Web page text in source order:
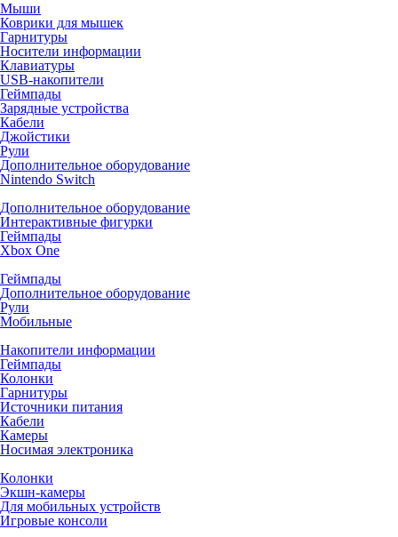
Мыши
Коврики для мышек
Гарнитуры
Носители информации
Клавиатуры
USB-накопители
Геймпады
Зарядные устройства
Кабели
Джойстики
Рули
Дополнительное оборудование
Nintendo Switch
Дополнительное оборудование
Интерактивные фигурки
Геймпады
Xbox One
Геймпады
Дополнительное оборудование
Рули
Мобильные
Накопители информации
Геймпады
Колонки
Гарнитуры
Источники питания
Кабели
Камеры
Носимая электроника
Колонки
Экшн-камеры
Для мобильных устройств
Игровые консоли